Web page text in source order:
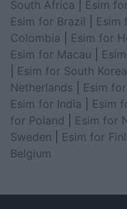
South Africa
Esim
Esim for Brazil
Esim
Colombia
Esim for
Esim for Macau
Esim for South Korea
Netherlands
Esim
Esim for India
Esim
for Poland
Esim for
Sweden
Esim for
Belgium